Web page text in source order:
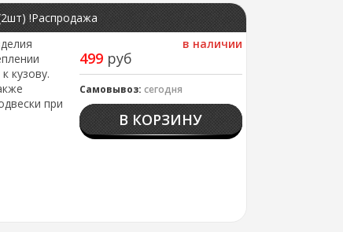
!Распродажа
в наличии
499 руб
Самовывоз: сегодня
В КОРЗИНУ
кузову.
при